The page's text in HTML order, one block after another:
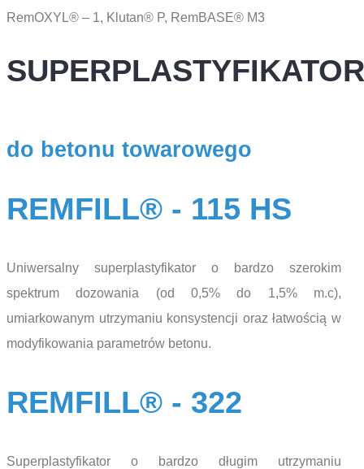
RemOXYL® – 1, Klutan® P, RemBASE® M3
do betonu towarowego
REMFILL® - 115 HS
Uniwersalny superplastyfikator o bardzo szerokim
spektrum dozowania (od 0,5% do 1,5% m.c),
umiarkowanym utrzymaniu konsystencji oraz łatwością w
modyfikowania parametrów betonu.
REMFILL® - 322
Superplastyfikator o bardzo długim utrzymaniu